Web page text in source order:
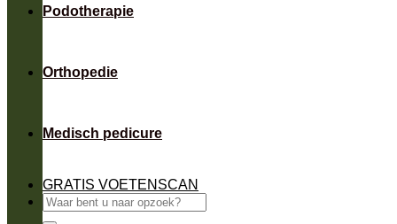
Podotherapie
Orthopedie
Medisch pedicure
GRATIS VOETENSCAN
Zoeken
naar: